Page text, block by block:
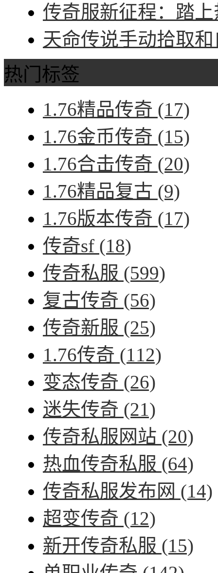
传奇服新征程：踏
天命传说手动拾取
热门标签
1.76精品传奇 (17)
1.76金币传奇 (15)
1.76合击传奇 (20)
1.76精品复古 (9)
1.76版本传奇 (17)
传奇sf (18)
传奇私服 (599)
复古传奇 (56)
传奇新服 (25)
1.76传奇 (112)
变态传奇 (26)
迷失传奇 (21)
传奇私服网站 (20)
热血传奇私服 (64)
传奇私服发布网 (14)
超变传奇 (12)
新开传奇私服 (15)